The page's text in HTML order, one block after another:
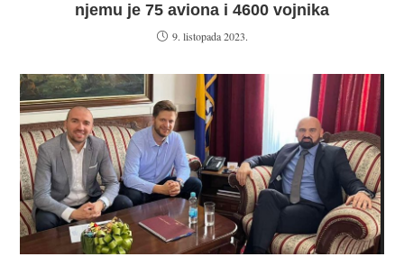
njemu je 75 aviona i 4600 vojnika
9. listopada 2023.